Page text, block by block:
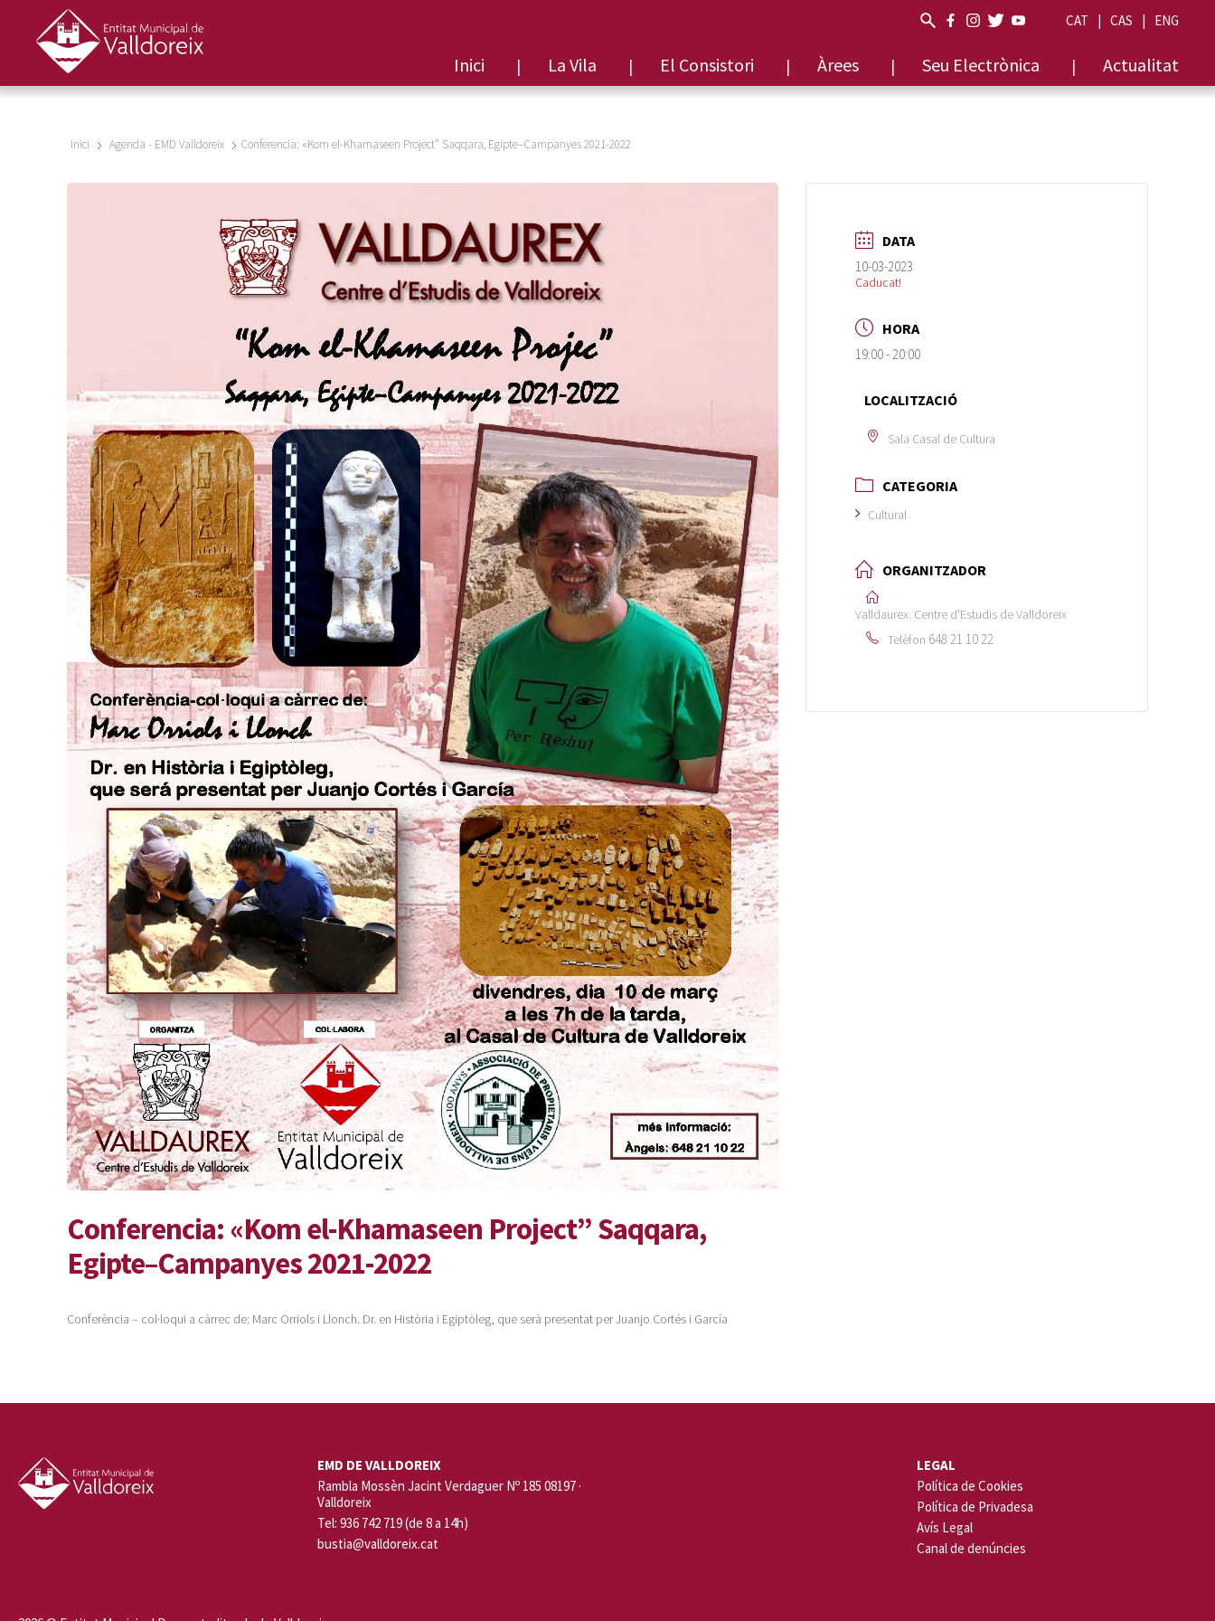
CAT CAS ENG
Inici La Vila El Consistori Àrees Seu Electrònica Actualitat
Inici Agenda - EMD Valldoreix Conferencia: «Kom el-Khamaseen Project” Saqqara, Egipte–Campanyes 2021-2022
Conferencia: «Kom el-Khamaseen Project” Saqqara,
Egipte–Campanyes 2021-2022
Conferència – col·loqui a càrrec de: Marc Orriols i Llonch. Dr. en Història i Egiptòleg, que serà presentat per Juanjo Cortés i García
DATA
10-03-2023
Caducat!
HORA
19:00 - 20:00
LOCALITZACIÓ
Sala Casal de Cultura
CATEGORIA
Cultural
ORGANITZADOR
Valldaurex. Centre d'Estudis de Valldoreix
Telèfon 648 21 10 22
EMD DE VALLDOREIX
Rambla Mossèn Jacint Verdaguer Nº 185 08197 ·
Valldoreix
Tel: 936 742 719 (de 8 a 14h)
bustia@valldoreix.cat
LEGAL
Política de Cookies
Política de Privadesa
Avís Legal
Canal de denúncies